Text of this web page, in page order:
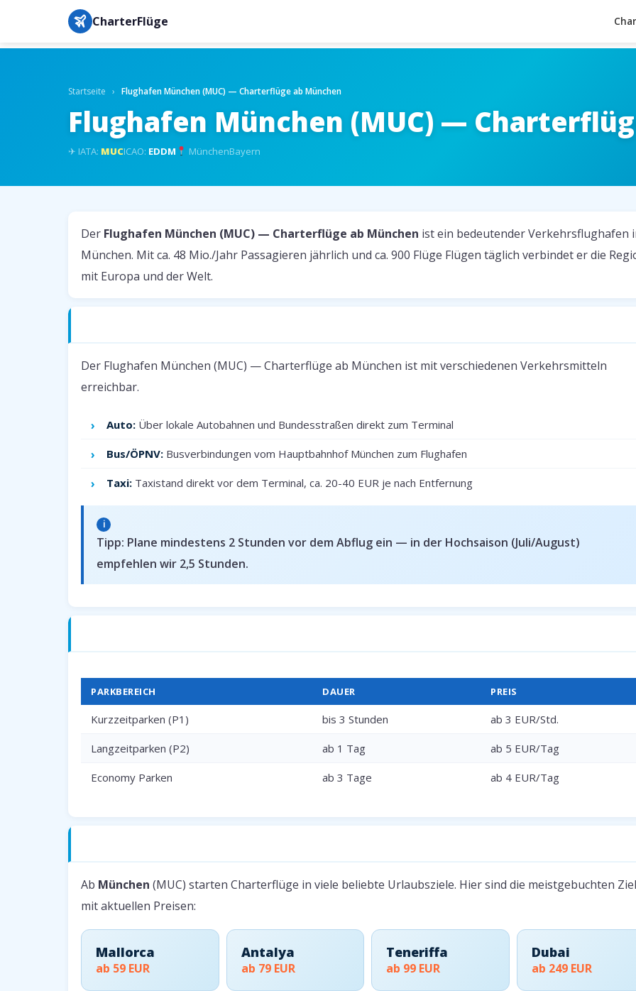
CharterFlüge
Startseite › Flughafen München (MUC) — Charterflüge ab München
Flughafen München (MUC) —
✈ IATA: MUCICAO: EDDM MünchenBayern
Der Flughafen München (MUC) — Charterflüge ab München ist ein bedeutender Verkehrsflughafen
München. Mit ca. 48 Mio./Jahr Passagieren jährlich und ca. 900 Flüge Flügen täglich verbindet er die
mit Europa und der Welt.
Der Flughafen München (MUC) — Charterflüge ab München ist mit verschiedenen Verkehrsmitteln
erreichbar.
Auto: Über lokale Autobahnen und Bundesstraßen direkt zum Terminal
Bus/ÖPNV: Busverbindungen vom Hauptbahnhof München zum Flughafen
Taxi: Taxistand direkt vor dem Terminal, ca. 20-40 EUR je nach Entfernung
Tipp: Plane mindestens 2 Stunden vor dem Abflug ein — in der Hochsaison (Juli/August)
empfehlen wir 2,5 Stunden.
PARKBEREICH DAUER PREIS
Kurzzeitparken (P1) bis 3 Stunden ab 3 EUR/Std.
Langzeitparken (P2) ab 1 Tag ab 5 EUR/Tag
Economy Parken ab 3 Tage ab 4 EUR/Tag
Ab München (MUC) starten Charterflüge in viele beliebte Urlaubsziele. Hier sind die meistgebuchten
mit aktuellen Preisen:
Mallorca
ab 59 EUR
Antalya
ab 79 EUR
Teneriffa
ab 99 EUR
Dubai
ab 249 EUR